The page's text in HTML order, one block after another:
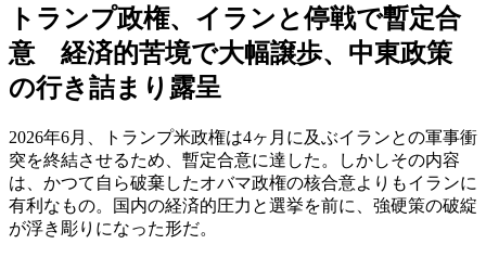
トランプ政権、イランと停戦で暫定合
意 経済的苦境で大幅譲歩、中東政策
の行き詰まり露呈
2026年6月、トランプ米政権は4ヶ月に及ぶイランとの軍事衝
突を終結させるため、暫定合意に達した。しかしその内容
は、かつて自ら破棄したオバマ政権の核合意よりもイランに
有利なもの。国内の経済的圧力と選挙を前に、強硬策の破綻
が浮き彫りになった形だ。